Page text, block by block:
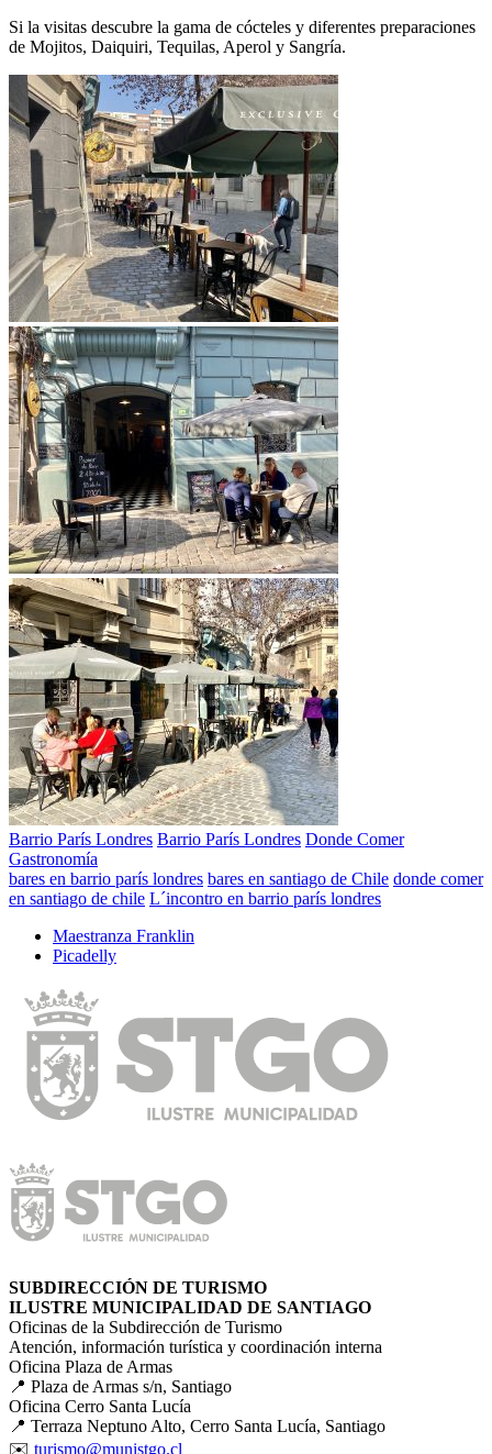
Si la visitas descubre la gama de cócteles y diferentes preparaciones
de Mojitos, Daiquiri, Tequilas, Aperol y Sangría.
Barrio París Londres Barrio París Londres Donde Comer
Gastronomía
bares en barrio parís londres bares en santiago de Chile donde comer
en santiago de chile L´incontro en barrio parís londres
Maestranza Franklin
Picadelly
SUBDIRECCIÓN DE TURISMO
ILUSTRE MUNICIPALIDAD DE SANTIAGO
Oficinas de la Subdirección de Turismo
Atención, información turística y coordinación interna
Oficina Plaza de Armas
📍 Plaza de Armas s/n, Santiago
Oficina Cerro Santa Lucía
📍 Terraza Neptuno Alto, Cerro Santa Lucía, Santiago
✉️ turismo@munistgo.cl